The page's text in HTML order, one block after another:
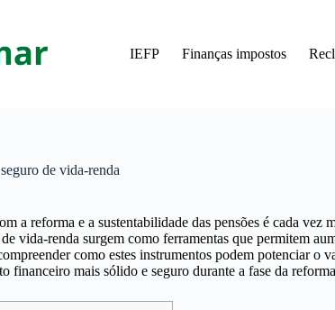
IEFP Finanças impostos
de vida-renda
a reforma e a sustentabilidade das pensões é cada vez
vida-renda surgem como ferramentas que permitem
como estes instrumentos podem potenciar o
financeiro mais sólido e seguro durante a fase da